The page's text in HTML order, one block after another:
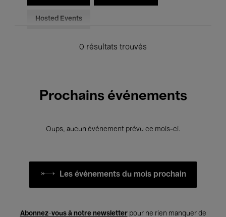
Hosted Events
0 résultats trouvés
Prochains événements
Oups, aucun événement prévu ce mois-ci.
Les événements du mois prochain
Abonnez-vous à notre newsletterpour ne rien manquer de